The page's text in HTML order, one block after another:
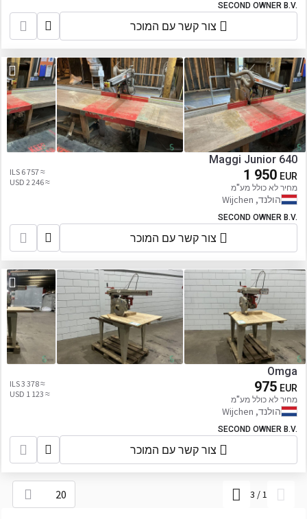
SECOND OWNER B.V.
צור קשר עם המוכר
Maggi Junior 640
1 950 EUR
מחיר לא כולל מע"מ
≈ 6 757 ILS
≈ 2 246 USD
הולנד, Wijchen
SECOND OWNER B.V.
צור קשר עם המוכר
Omga
975 EUR
מחיר לא כולל מע"מ
≈ 3 378 ILS
≈ 1 123 USD
הולנד, Wijchen
SECOND OWNER B.V.
צור קשר עם המוכר
1
/
3
20